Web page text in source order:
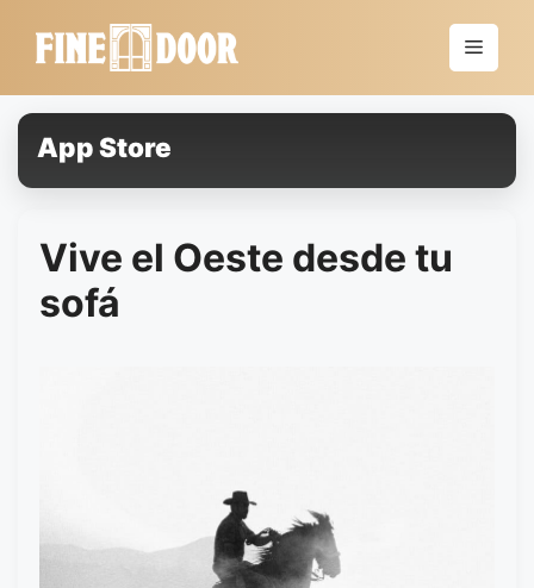
Menú
App Store
Vive el Oeste desde tu
sofá